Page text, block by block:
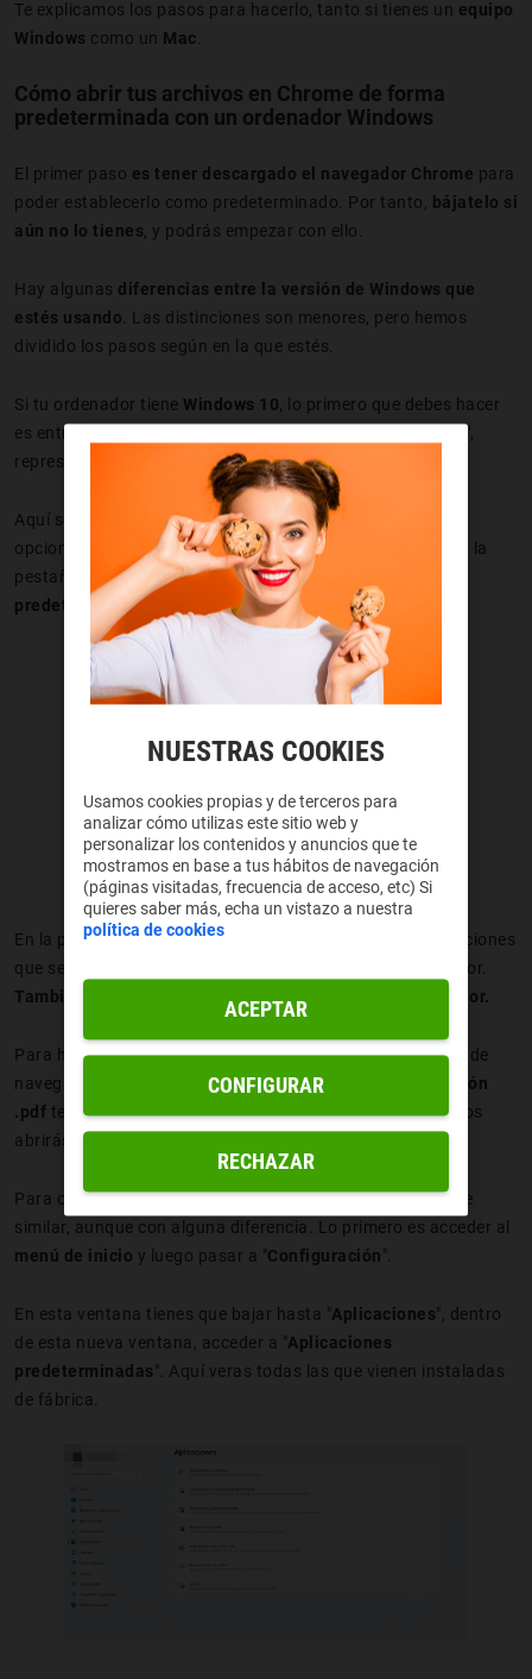
Te explicamos los pasos para hacerlo, tanto si tienes un equipo
Windows como un Mac
Cómo abrir tus archivos en Chrome de forma
predeterminada con un ordenador Windows
El primer paso es tener descargado el navegador Chrome para
poder establecerlo como predeterminado. Por tanto,
bájatelo si
aún no lo tienes , y podrás empezar con ello.
Hay algunas diferencias entre la versión de Windows que
estés usando . Las distinciones son menores, pero hemos
dividido los pasos según en la que estés.
Si tu ordenador tiene Windows 10 , lo primero que debes hacer
es entrar en el
representada con un engranaje.
Aquí se te debería abrir una nueva ventana con diferentes
opciones de configuración del ordenador. Debes entrar en la
pestaña de "Sistema" y luego marcar "
predeterminadas
En la pestaña que aparece se pueden ver todas las aplicaciones
que se usan para abrir el tipo de documentos del ordenador.
También hay una barra de navegación en la parte superior.
Para hacerlo un poco más fácil, debes escribir en la barra de
navegación el archivo. Por ejemplo,si escribes la extensión
.pdf te dará la opción de marcar la aplicación con la que los
abrirás.
Para ordenadores conWindows 11el proceso es bastante
similar, aunque con alguna diferencia. Lo primero es acceder al
menú de inicio y luego pasar a "Configuración".
En esta ventana tienes que bajar hasta "Aplicaciones", dentro
de esta nueva ventana, acceder a "Aplicaciones
predeterminadas". Aquí veras todas las que vienen instaladas
de fábrica.
NUESTRAS COOKIES
Usamos cookies propias y de terceros para
analizar cómo utilizas este sitio web y
personalizar los contenidos y anuncios que te
mostramos en base a tus hábitos de navegación
(páginas visitadas, frecuencia de acceso, etc) Si
quieres saber más, echa un vistazo a nuestra
política de cookies
RECHAZAR
ACEPTAR
CONFIGURAR